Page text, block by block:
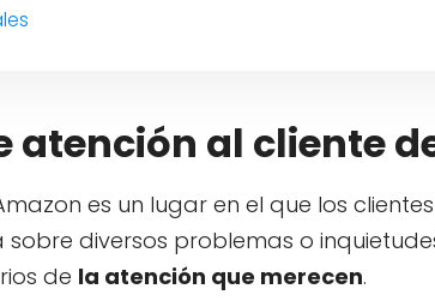
atención al cliente
es un lugar en el que los
diversos problemas o
de la atención que merecen.